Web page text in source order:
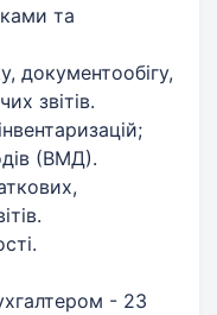
та
документообігу,
звітів.
(ВМД).
- 23